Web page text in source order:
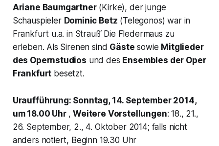
Ariane Baumgartner(Kirke), der junge
Schauspieler Dominic Betz (Telegonos) war in
Frankfurt u.a. in Strauß‘ Die Fledermaus zu
erleben. Als Sirenen sind Gäste sowie Mitglieder
des Opernstudios und des Ensembles der Oper
Frankfurt besetzt.
Uraufführung: Sonntag, 14. September 2014,
um 18.00 Uhr ,Weitere Vorstellungen: 18., 21.,
26. September, 2., 4. Oktober 2014; falls nicht
anders notiert, Beginn 19.30 Uhr